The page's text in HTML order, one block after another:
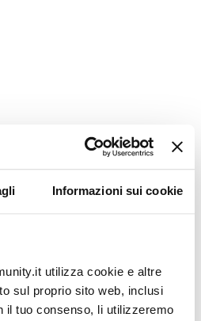
Informazioni sui cookie
utilizza cookie e altre
sul proprio sito web, inclusi
il tuo consenso, li utilizzeremo